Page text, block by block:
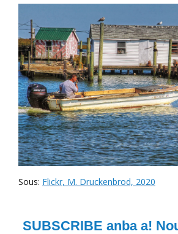
Sous: Flickr, M. Druckenbrod, 2020
SUBSCRIBE anba a!